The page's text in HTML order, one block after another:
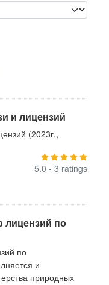
и лицензий
(2023г.,
5.0 - 3 ratings
лицензий по
по
и
природных